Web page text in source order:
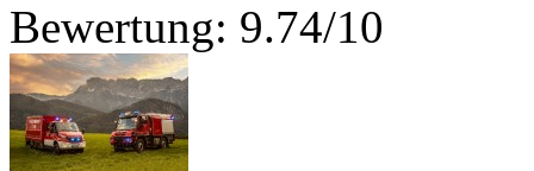
Bewertung: 9.74/10